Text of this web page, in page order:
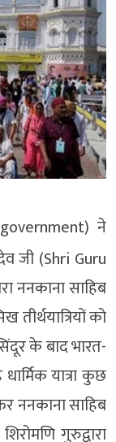
ने
जी (Shri Guru
ननकाना साहिब
को
के बाद भारत-
यात्रा कुछ
ननकाना साहिब
गुरुद्वारा